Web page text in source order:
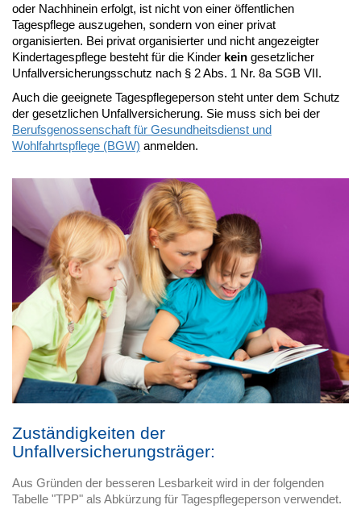
oder Nachhinein erfolgt, ist nicht von einer öffentlichen
Tagespflege auszugehen, sondern von einer privat
organisierten. Bei privat organisierter und nicht angezeigter
Kindertagespflege besteht für die Kinder kein gesetzlicher
Unfallversicherungsschutz nach § 2 Abs. 1 Nr. 8a SGB VII.
Auch die geeignete Tagespflegeperson steht unter dem Schutz
der gesetzlichen Unfallversicherung. Sie muss sich bei der
Berufsgenossenschaft für Gesundheitsdienst und
Wohlfahrtspflege (BGW) anmelden.
Zuständigkeiten der
Unfallversicherungsträger:
Aus Gründen der besseren Lesbarkeit wird in der folgenden
Tabelle "TPP" als Abkürzung für Tagespflegeperson verwendet.